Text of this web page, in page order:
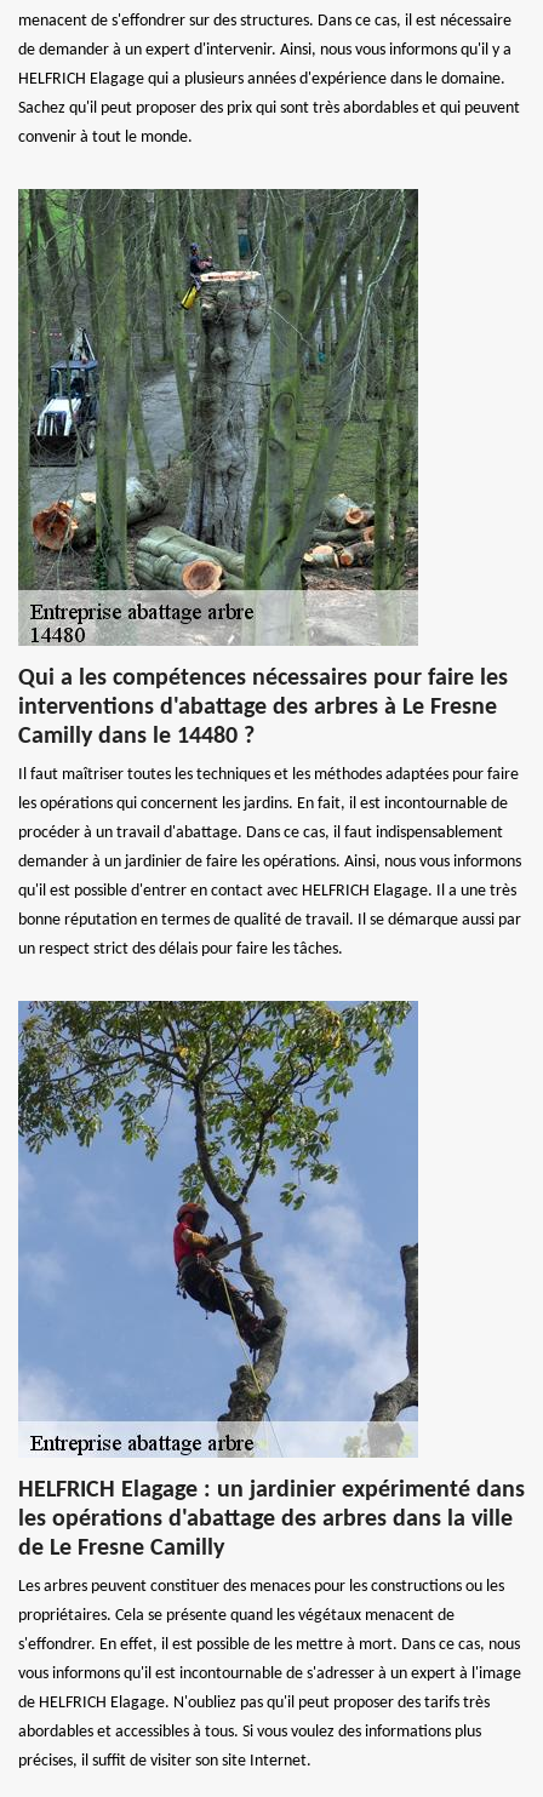
menacent de s'effondrer sur des structures. Dans ce cas, il est nécessaire
de demander à un expert d'intervenir. Ainsi, nous vous informons qu'il y a
HELFRICH Elagage qui a plusieurs années d'expérience dans le domaine.
Sachez qu'il peut proposer des prix qui sont très abordables et qui peuvent
convenir à tout le monde.
Qui a les compétences nécessaires pour faire les
interventions d'abattage des arbres à Le Fresne
Camilly dans le 14480 ?
Il faut maîtriser toutes les techniques et les méthodes adaptées pour faire
les opérations qui concernent les jardins. En fait, il est incontournable de
procéder à un travail d'abattage. Dans ce cas, il faut indispensablement
demander à un jardinier de faire les opérations. Ainsi, nous vous informons
qu'il est possible d'entrer en contact avec HELFRICH Elagage. Il a une très
bonne réputation en termes de qualité de travail. Il se démarque aussi par
un respect strict des délais pour faire les tâches.
HELFRICH Elagage : un jardinier expérimenté dans
les opérations d'abattage des arbres dans la ville
de Le Fresne Camilly
Les arbres peuvent constituer des menaces pour les constructions ou les
propriétaires. Cela se présente quand les végétaux menacent de
s'effondrer. En effet, il est possible de les mettre à mort. Dans ce cas, nous
vous informons qu'il est incontournable de s'adresser à un expert à l'image
de HELFRICH Elagage. N'oubliez pas qu'il peut proposer des tarifs très
abordables et accessibles à tous. Si vous voulez des informations plus
précises, il suffit de visiter son site Internet.